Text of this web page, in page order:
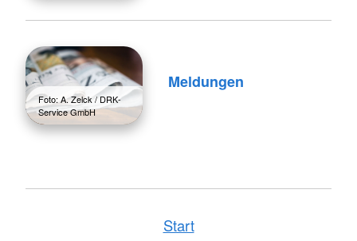
Foto: A. Zelck / DRK-
Service GmbH
Meldungen
Start